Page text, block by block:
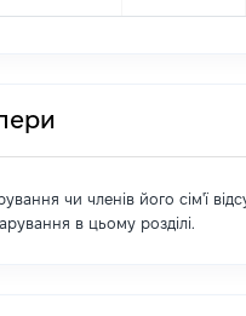
чи членів його сім'ї
в цьому розділі.